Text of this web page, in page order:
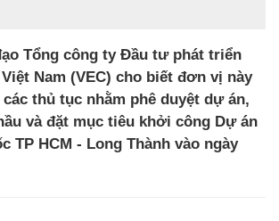
Tổng công ty Đầu tư phát triển
Nam (VEC) cho biết đơn vị này
thủ tục nhằm phê duyệt dự án,
và đặt mục tiêu khởi công Dự án
TP HCM - Long Thành vào ngày